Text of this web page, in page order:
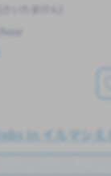
いたまけん)
in イルマシえ